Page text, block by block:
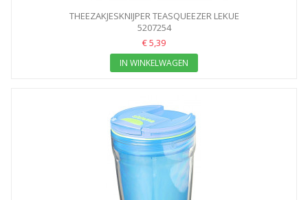
THEEZAKJESKNIJPER TEASQUEEZER LEKUE
5207254
€ 5,39
IN WINKELWAGEN